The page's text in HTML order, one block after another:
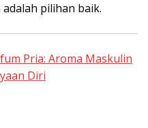
pilihan baik.
Pria: Aroma Maskulin
Diri